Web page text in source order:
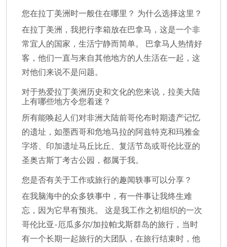
您在拉丁美洲时一般住在哪里？ 为什么选择这里？
在拉丁美洲，我把行李箱放在巴拿马，这是一个非
常宜人的国家，生活宁静而简单。 巴拿马人热情好
客，他们一直与来自其他地方的人生活在一起，这
对他们来说不是问题。
对于热爱拉丁美洲历史和文化的您来说，拉美大陆
上有哪些地方令您着迷？
所有能唤起人们对非洲大陆前哥伦布时期遗产记忆
的遗址，如墨西哥和危地马拉的阿兹特克和玛雅金
字塔、印加遗址马丘比丘、复活节岛或哥伦比亚的
圣奥古斯丁考古公园，都属于我。
您是否有关于工作或旅行的趣闻轶事可以分享？
在我脑海中的众多轶事中，有一件事让我终生难
忘，因为它早有预兆。 这是我工作之初组织的一次
哥伦比亚-厄瓜多尔/加拉帕戈斯群岛的旅行，当时
有一个长期一起旅行的大团队，在旅行结束时，他